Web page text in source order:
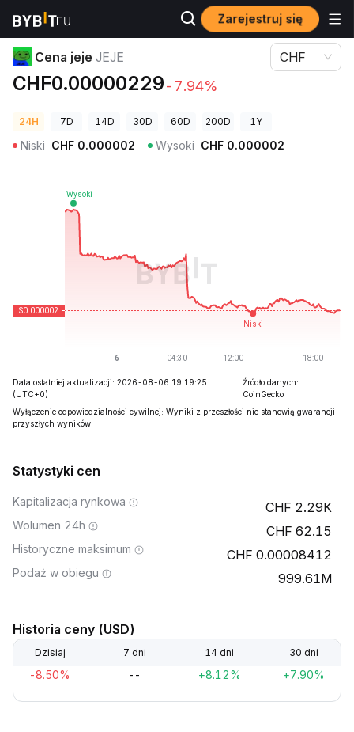
Zarejestruj się
Ceny kryptowalut
Cena jeje JEJE
CHF0.00000229-7.94%
CHF
24H 7D 14D 30D 60D 200D 1Y
Niski CHF 0.000002 Wysoki CHF 0.000002
Data ostatniej aktualizacji: 2026-08-06 19:19:25
(UTC+0)
Źródło danych:
CoinGecko
Wyłączenie odpowiedzialności cywilnej: Wyniki z przeszłości nie stanowią gwarancji
przyszłych wyników.
Statystyki cen
Kapitalizacja rynkowa 2.29K
Wolumen 24h 62.15
Historyczne maksimum 0.00008412
Podaż w obiegu 999.61M
Historia ceny (USD)
Dzisiaj 7 dni 14 dni 30 dni
-8.50% -- +8.12% +7.90%